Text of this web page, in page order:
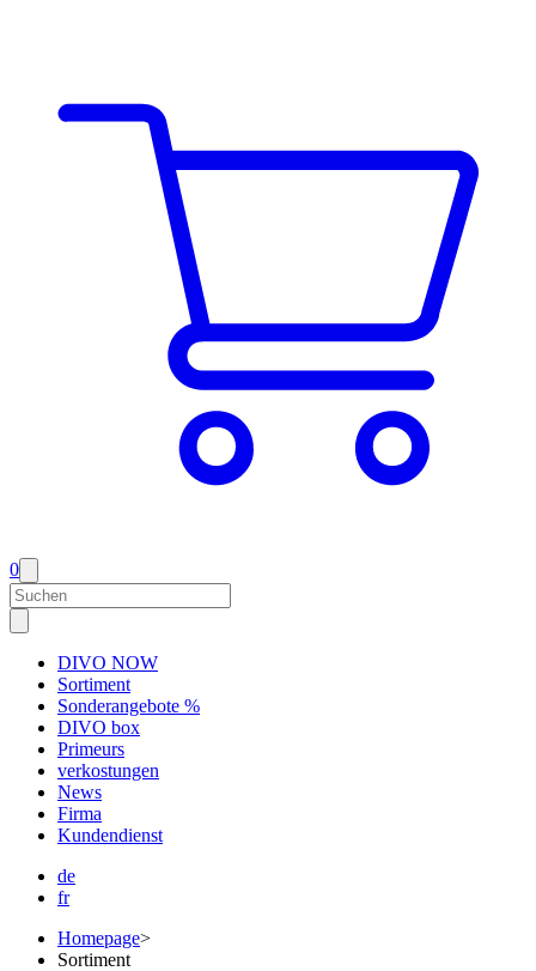
0
DIVO NOW
Sortiment
Sonderangebote %
DIVO box
Primeurs
verkostungen
News
Firma
Kundendienst
de
fr
Homepage>
Sortiment